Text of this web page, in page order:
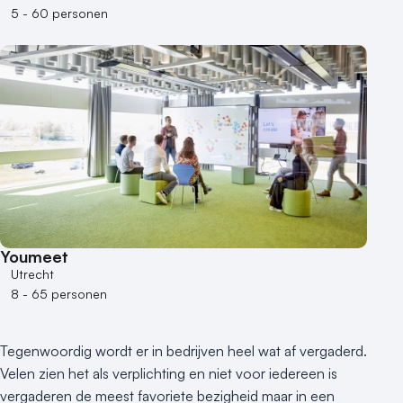
Varende locatie
5 - 60 personen
Youmeet
Utrecht
8 - 65 personen
Tegenwoordig wordt er in bedrijven heel wat af vergaderd.
Velen zien het als verplichting en niet voor iedereen is
vergaderen de meest favoriete bezigheid maar in een